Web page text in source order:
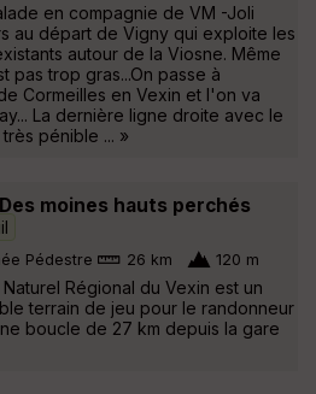
en compagnie de VM -Joli
au départ de Vigny qui exploite les
autour de la Viosne. Même
pas trop gras...On passe à
Cormeilles en Vexin et l'on va
La dernière ligne droite avec le
pénible ... »
moines hauts perchés
Pédestre 26 km 120 m
Naturel Régional du Vexin est un
terrain de jeu pour le randonneur
boucle de 27 km depuis la gare